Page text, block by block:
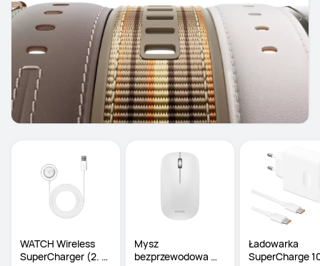
WATCH Wireless
SuperCharger (2.
Mysz
bezprzewodowa
Ładowarka
SuperCharge